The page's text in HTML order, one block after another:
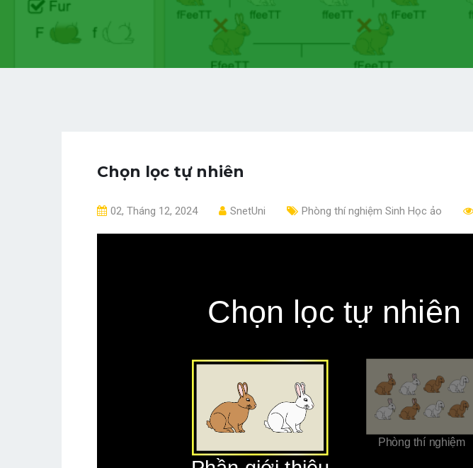
Chọn lọc tự nhiên
02, Tháng 12, 2024 SnetUni Phòng thí nghiệm Sinh Học ảo